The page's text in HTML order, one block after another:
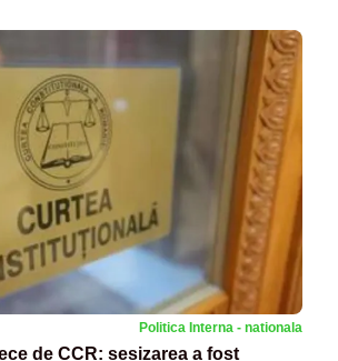
Politica Interna - nationala
de CCR: sesizarea a fost